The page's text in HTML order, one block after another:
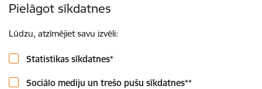
Pielāgot sīkdatnes
Lūdzu, atzīmējiet savu izvēli:
Statistikas sīkdatnes*
Sociālo mediju un trešo pušu sīkdatnes**